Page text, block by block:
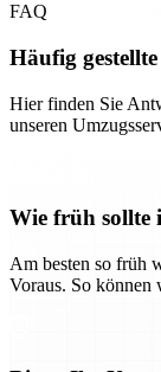
FAQ
Häufig
Hier finden Sie
unseren
Wie früh sollte
Am besten so früh
Voraus. So können